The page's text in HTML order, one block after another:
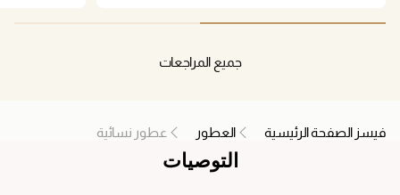
جميع المراجعات
فيسز الصفحة الرئيسية العطور عطور نسائية
التوصيات